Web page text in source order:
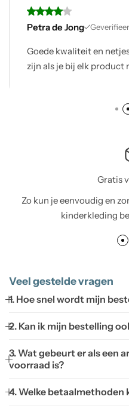
Petra de Jong
Goede kwaliteit en
zijn als je bij elk product
Gratis
Zo kun je eenvoudig en
kinderkleding
Veel gestelde vragen
1. Hoe snel wordt mijn
2. Kan ik mijn bestelling
3. Wat gebeurt er als een
voorraad is?
4. Welke betaalmethoden